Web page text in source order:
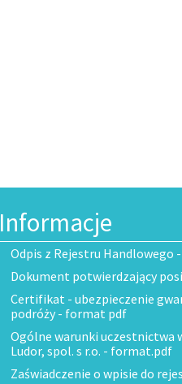
Informacje
Odpis z Rejestru Handlowego
Dokument potwierdzający
Certifikat - ubezpieczenie
podróży - format pdf
Ogólne warunki uczestnictwa
Ludor, spol. s r.o. - format.pdf
Zaświadczenie o wpisie do